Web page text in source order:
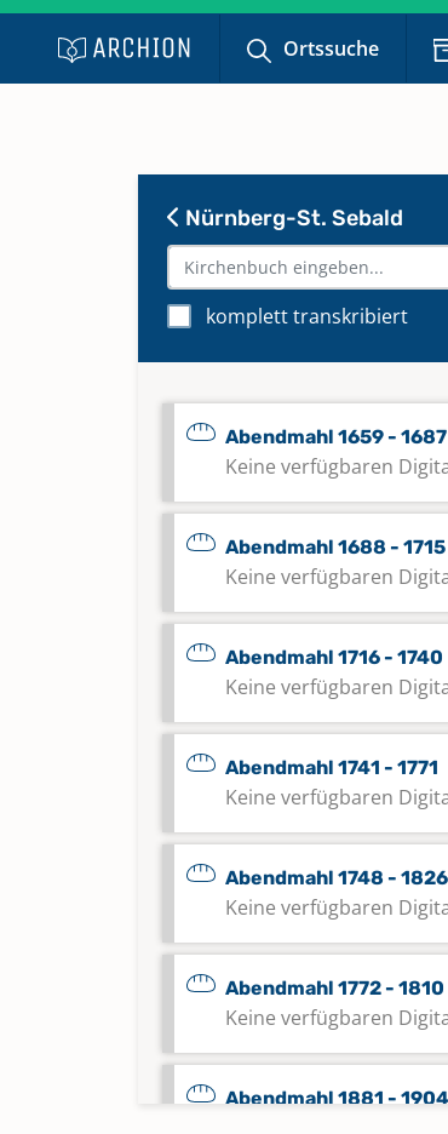
Ortssuche
Nürnberg-St. Sebald
komplett transkribiert
Abendmahl 1659 - 1687
Keine verfügbaren
Abendmahl 1688 - 1715
Keine verfügbaren
Abendmahl 1716 - 1740
Keine verfügbaren
Abendmahl 1741 - 1771
Keine verfügbaren
Abendmahl 1748 - 1826
Keine verfügbaren
Abendmahl 1772 - 1810
Keine verfügbaren
Abendmahl 1881 - 1904